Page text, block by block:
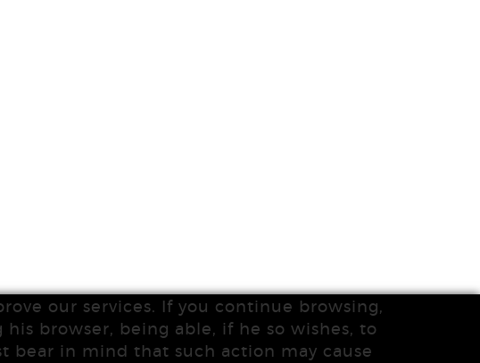
our services. If you continue browsing,
browser, being able, if he so wishes, to
bear in mind that such action may cause